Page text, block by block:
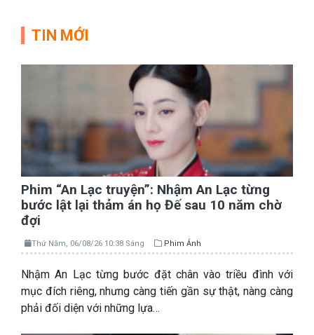
TIN MỚI
Phim “An Lạc truyện”: Nhậm An Lạc từng
bước lật lại thảm án họ Đế sau 10 năm chờ
đợi
Thứ Năm, 06/08/26 10:38 Sáng Phim Ảnh
Nhậm An Lạc từng bước đặt chân vào triều đình với
mục đích riêng, nhưng càng tiến gần sự thật, nàng càng
phải đối diện với những lựa…